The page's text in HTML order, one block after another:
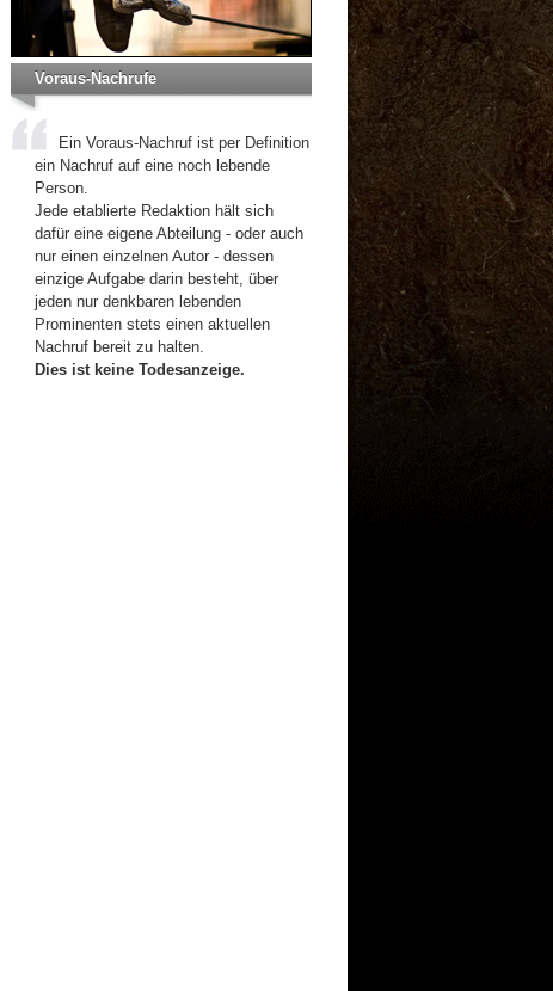
Voraus-Nachrufe
Ein Voraus-Nachruf ist per Definition
ein Nachruf auf eine noch lebende
Person.
Jede etablierte Redaktion hält sich
dafür eine eigene Abteilung - oder auch
nur einen einzelnen Autor - dessen
einzige Aufgabe darin besteht, über
jeden nur denkbaren lebenden
Prominenten stets einen aktuellen
Nachruf bereit zu halten.
Dies ist keine Todesanzeige.